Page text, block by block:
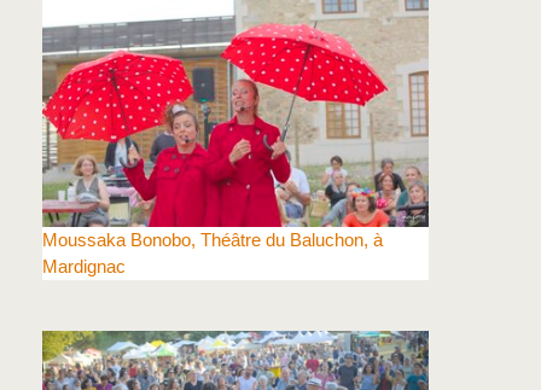
Moussaka Bonobo, Théâtre du Baluchon, à
Mardignac